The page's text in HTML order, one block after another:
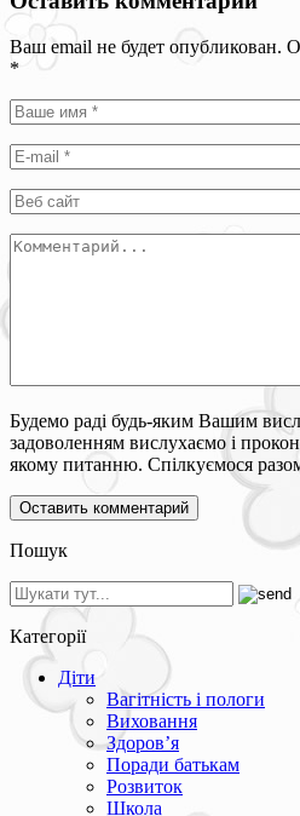
Ваш email не будет опубликован.
*
Будемо раді будь-яким Вашим
задоволенням вислухаємо і
якому питанню. Спілкуємося
Пошук
Категорії
Діти
Вагітність і пологи
Виховання
Здоров’я
Поради батькам
Розвиток
Школа